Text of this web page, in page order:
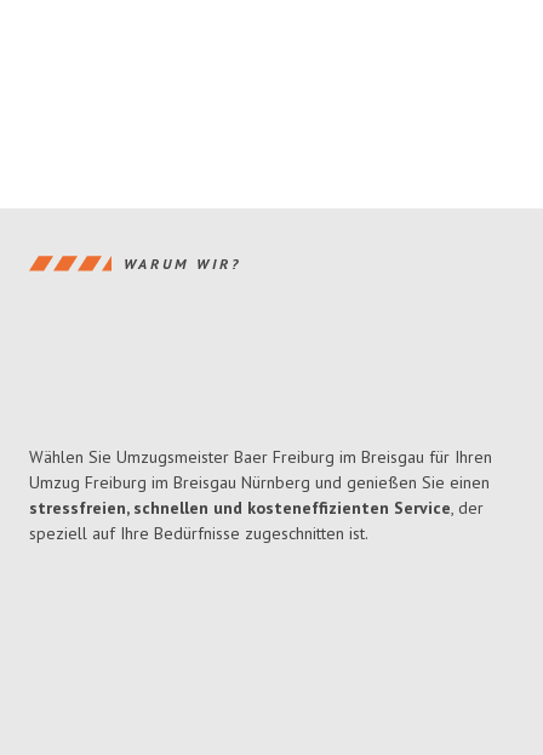
WARUM WIR?
Wählen Sie Umzugsmeister Baer Freiburg im Breisgau für Ihren
Umzug Freiburg im Breisgau Nürnberg und genießen Sie einen
stressfreien, schnellen und kosteneffizienten Service, der
speziell auf Ihre Bedürfnisse zugeschnitten ist.